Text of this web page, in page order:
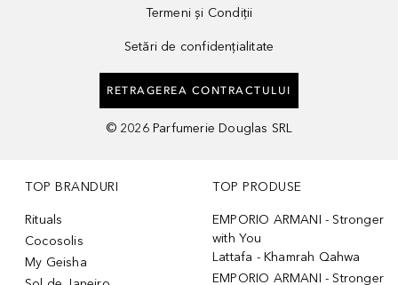
Termeni și Condiții
Setări de confidențialitate
RETRAGEREA CONTRACTULUI
© 2026 Parfumerie Douglas SRL
TOP BRANDURI
Rituals
Cocosolis
My Geisha
TOP PRODUSE
EMPORIO ARMANI - Stronger
with You
Lattafa - Khamrah Qahwa
EMPORIO ARMANI - Stronger